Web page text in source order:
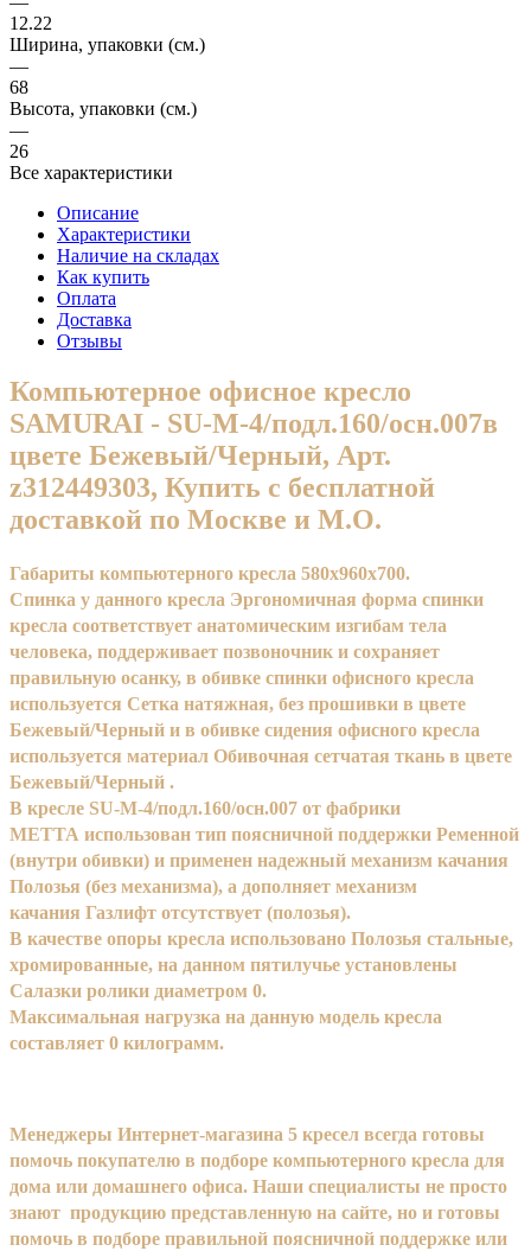
12.22
Ширина, упаковки (cм.)
—
68
Высота, упаковки (cм.)
—
26
Все характеристики
Описание
Характеристики
Наличие на складах
Как купить
Оплата
Доставка
Отзывы
Компьютерное офисное кресло
SAMURAI - SU-M-4/подл.160/осн.007в
цвете Бежевый/Черный, Арт.
z312449303, Купить с бесплатной
доставкой по Москве и М.О.
Габариты компьютерного кресла 580x960x700.
Спинка у данного кресла Эргономичная форма спинки
кресла соответствует анатомическим изгибам тела
человека, поддерживает позвоночник и сохраняет
правильную осанку, в обивке спинки офисного кресла
используется Сетка натяжная, без прошивки в цвете
Бежевый/Черный и в обивке сидения офисного кресла
используется материал Обивочная сетчатая ткань в цвете
Бежевый/Черный .
В кресле SU-M-4/подл.160/осн.007 от фабрики
МЕТТА использован тип поясничной поддержки Ременной
(внутри обивки) и применен надежный механизм качания
Полозья (без механизма), а дополняет механизм
качания Газлифт отсутствует (полозья).
В качестве опоры кресла использовано Полозья стальные,
хромированные, на данном пятилучье установлены
Салазки ролики диаметром 0.
Максимальная нагрузка на данную модель кресла
составляет 0 килограмм.
Менеджеры Интернет-магазина 5 кресел всегда готовы
помочь покупателю в подборе компьютерного кресла для
дома или домашнего офиса. Наши специалисты не просто
знают продукцию представленную на сайте, но и готовы
помочь в подборе правильной поясничной поддержке или